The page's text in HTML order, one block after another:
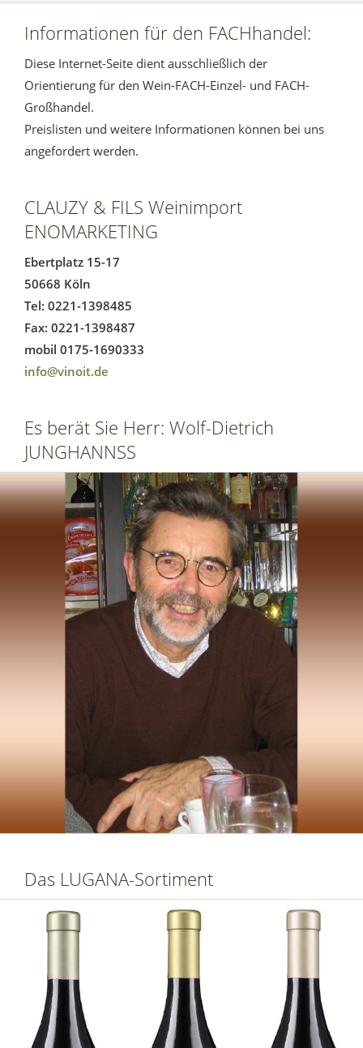
Informationen für den FACHhandel:
Diese Internet-Seite dient ausschließlich der
Orientierung für den Wein-FACH-Einzel- und FACH-
Großhandel.
Preislisten und weitere Informationen können bei uns
angefordert werden.
CLAUZY & FILS Weinimport
ENOMARKETING
Ebertplatz 15-17
50668 Köln
Tel: 0221-1398485
Fax: 0221-1398487
mobil 0175-1690333
info@vinoit.de
Es berät Sie Herr: Wolf-Dietrich
JUNGHANNSS
Das LUGANA-Sortiment